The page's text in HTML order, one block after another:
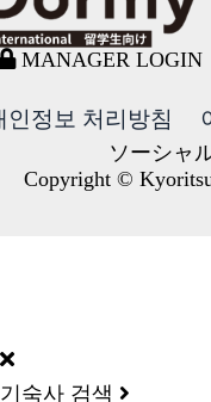
MANAGER LOGIN
인정보 처리방침
ソーシャ
Copyright ©
기숙사 검색